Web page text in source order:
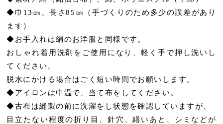
◆巾13㎝、長さ85㎝（手づくりのため多少の誤差があり
ます）
◆お手入れは絹のお洋服と同様です。
おしゃれ着用洗剤をご使用になり、軽く手で押し洗いし
てください。
脱水にかける場合はごく短い時間でお願いします。
◆アイロンは中温で、当て布をしてください。
◆古布は縫製の前に洗濯をし状態を確認していますが、
目立たない程度の折り目、針穴、繕いあと、シミなどが